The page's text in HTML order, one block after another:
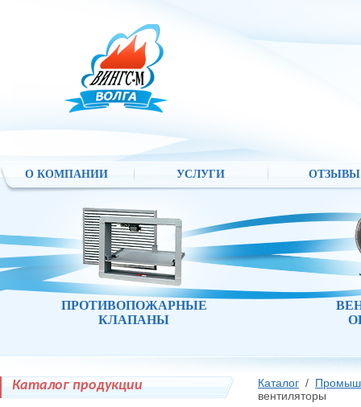
О КОМПАНИИ УСЛУГИ ОТЗЫВЫ
ПРОТИВОПОЖАРНЫЕ
КЛАПАНЫ
Каталог /
вентиляторы
Каталог продукции